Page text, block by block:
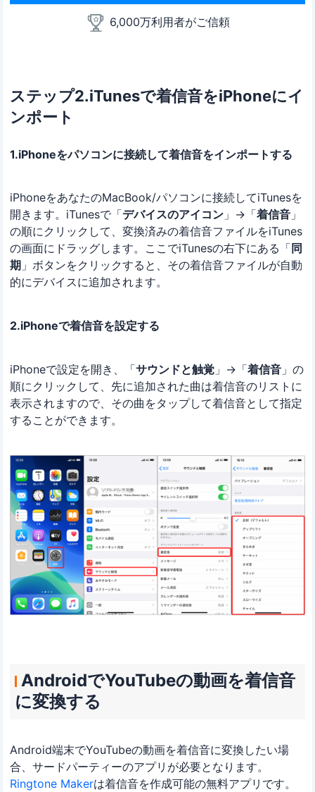
6,000万利用者がご信頼
ステップ2.iTunesで着信音をiPhoneにイ
ンポート
1.iPhoneをパソコンに接続して着信音をインポートする
iPhoneをあなたのMacBook/パソコンに接続してiTunesを
開きます。iTunesで「デバイスのアイコン 」→「着信音 」
の順にクリックして、変換済みの着信音ファイルをiTunes
の画面にドラッグします。ここでiTunesの右下にある「 同
期 」ボタンをクリックすると、その着信音ファイルが自動
的にデバイスに追加されます。
2.iPhoneで着信音を設定する
iPhoneで設定を開き、「サウンドと触覚 」→「着信音 」の
順にクリックして、先に追加された曲は着信音のリストに
表示されますので、その曲をタップして着信音として指定
することができます。
AndroidでYouTubeの動画を着信音
に変換する
Android端末でYouTubeの動画を着信音に変換したい場
合、サードパーティーのアプリが必要となります。
Ringtone Makerは着信音を作成可能の無料アプリです。